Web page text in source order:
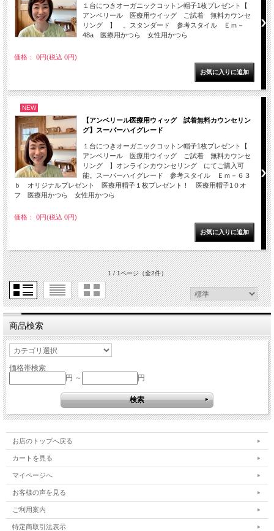
１台につきオーガニックコットン帽子1枚プレゼント【
アンベリール 医療用ウイッグ ご試着 無料カウンセ
リング 】 。スタンダード 参考スタイル Ｅｍ－
48a 医療用かつら 女性用かつら
価格： 0円(税込 0円)
NEW
【アンベリール医療用ウィッグ 試着無料カウンセリン
グ】スーパーハイグレード
１台につきオーガニックコットン帽子1枚プレゼント【
アンベリール 医療用ウイッグ ご試着 無料カウンセ
リング 】オンラインカウンセリング にてご購入可
能。スーパーハイグレード 参考スタイル Ｅｍ－６３
ｂ オリジナルプレゼント 医療用帽子１枚プレゼント！ 医療用帽子1０オ
フ 医療用かつら 女性用かつら
価格： 0円(税込 0円)
1 / 1ページ（全2件）
商品検索
価格帯検索
円 ～
円
お店のトップへ戻る
カートを見る
マイページへ
お客様の声を見る
ご利用案内
特定商取引法表示